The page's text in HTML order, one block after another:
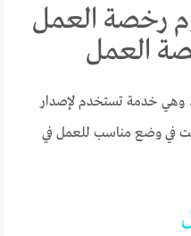
رخصة العمل
العمل
وهي خدمة تستخدم لإصدار
في وضع مناسب للعمل في